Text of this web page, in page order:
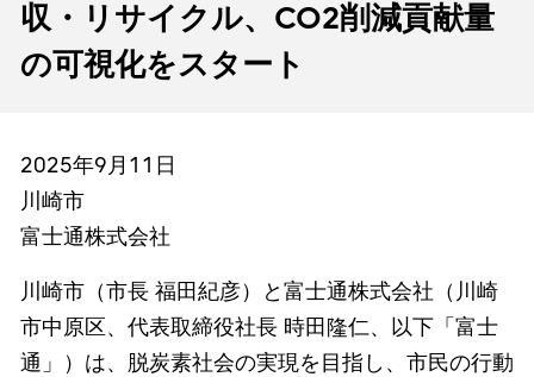
収・リサイクル、CO2削減貢献量
の可視化をスタート
2025年9月11日
川崎市
富士通株式会社
川崎市（市長 福田紀彦）と富士通株式会社（川崎
市中原区、代表取締役社長 時田隆仁、以下「富士
通」）は、脱炭素社会の実現を目指し、市民の行動